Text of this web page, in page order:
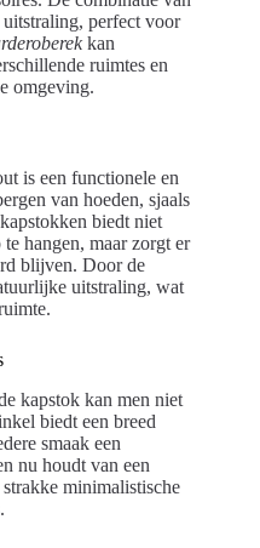
perfect voor
kan
ruimtes en
omgeving.
is een functionele en
van hoeden, sjaals
biedt niet
hangen, maar zorgt er
blijven. Door de
uitstraling, wat
kapstok kan men niet
biedt een breed
smaak een
nu houdt van een
minimalistische